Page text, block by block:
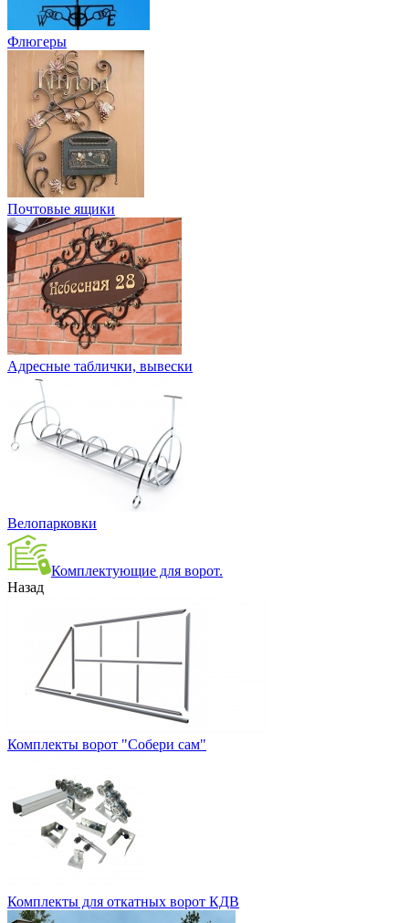
Флюгеры
Почтовые ящики
Адресные таблички, вывески
Велопарковки
Комплектующие для ворот.
Назад
Комплекты ворот "Собери сам"
Комплекты для откатных ворот КДВ